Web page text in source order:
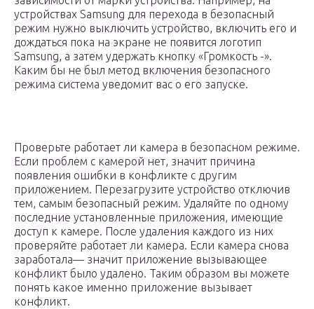
устройствах Samsung для перехода в безопасный
режим нужно выключить устройство, включить его и
дождаться пока на экране не появится логотип
Samsung, а затем удержать кнопку «Громкость -».
Каким бы не был метод включения безопасного
режима система уведомит вас о его запуске.
Проверьте работает ли камера в безопасном режиме.
Если проблем с камерой нет, значит причина
появления ошибки в конфликте с другим
приложением. Перезагрузите устройство отключив
тем, самым безопасный режим. Удаляйте по одному
последние установленные приложения, имеющие
доступ к камере. После удаления каждого из них
проверяйте работает ли камера. Если камера снова
заработала— значит приложение вызывающее
конфликт было удалено. Таким образом вы можете
понять какое именно приложение вызывает
конфликт.